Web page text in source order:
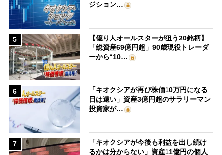
ジション…
5
【億り人オールスターが狙う20銘柄】
「総資産69億円超」90歳現役トレーダ
ーから“10…
6
「キオクシアが再び株価10万円になる
日は遠い」資産3億円超のサラリーマン
投資家が…
7
「キオクシアが今後も利益を出し続け
るかは分からない」資産11億円の個人